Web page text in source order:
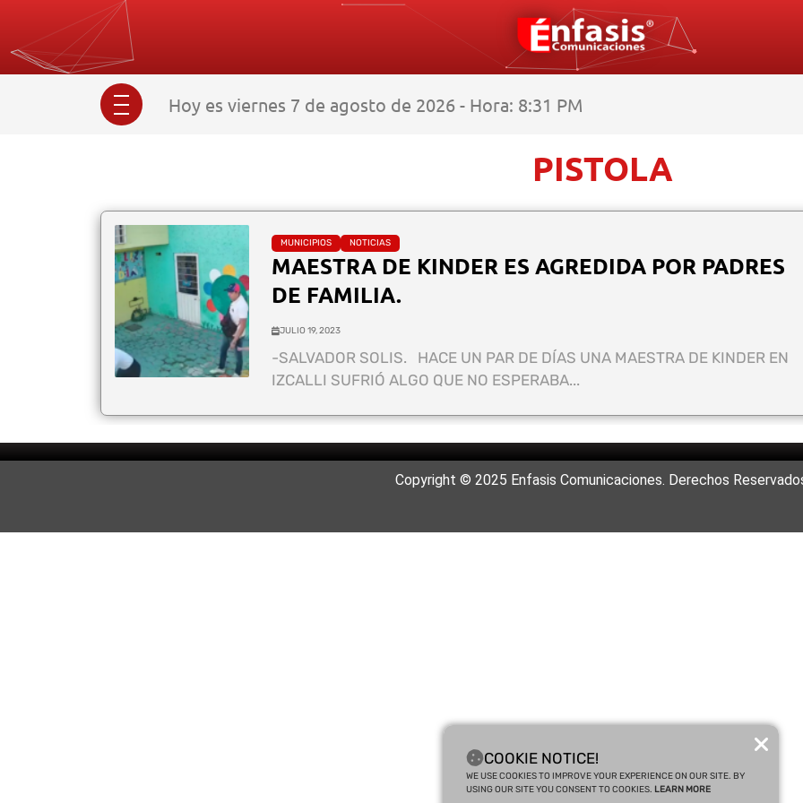
Hoy es viernes 7 de agosto de 2026 - Hora: 8:31 PM
PISTOLA
MUNICIPIOS NOTICIAS
MAESTRA DE KINDER ES AGREDIDA POR PADRES
DE FAMILIA.
JULIO 19, 2023
-SALVADOR SOLIS. HACE UN PAR DE DÍAS UNA MAESTRA DE KINDER EN
IZCALLI SUFRIÓ ALGO QUE NO ESPERABA...
Copyright © 2025 Enfasis Comunicaciones. Derechos
COOKIE NOTICE!
WE USE COOKIES TO IMPROVE YOUR EXPERIENCE ON OUR SITE. BY
USING OUR SITE YOU CONSENT TO COOKIES. LEARN MORE